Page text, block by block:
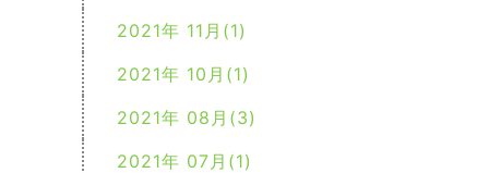
2021年 11月(1)
2021年 10月(1)
2021年 08月(3)
2021年 07月(1)